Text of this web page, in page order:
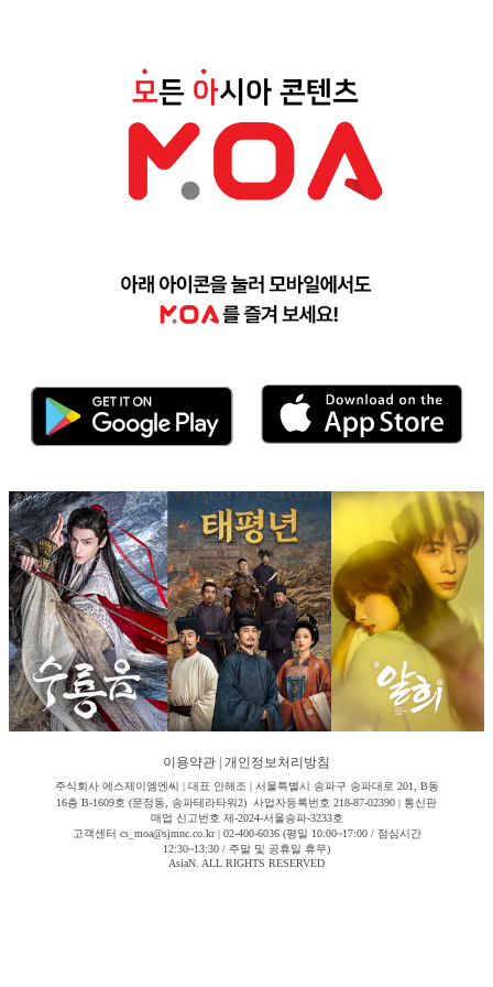
이용약관 개인정보처리방침
주식회사 에스제이엠엔씨 | 대표 안해조 | 서울특별시 송파구 송파대로 201, B동
16층 B-1609호 (문정동, 송파테라타워2) 사업자등록번호 218-87-02390 | 통신판
매업 신고번호 제-2024-서울송파-3233호
고객센터 cs_moa@sjmnc.co.kr | 02-400-6036 (평일 10:00~17:00 / 점심시간
12:30~13:30 / 주말 및 공휴일 휴무)
AsiaN. ALL RIGHTS RESERVED